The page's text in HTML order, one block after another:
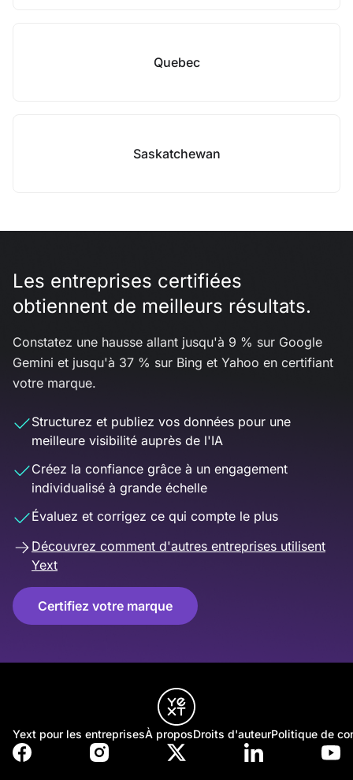
Quebec
Saskatchewan
Les entreprises certifiées
obtiennent de meilleurs résultats.
Constatez une hausse allant jusqu'à 9 % sur Google
Gemini et jusqu'à 37 % sur Bing et Yahoo en certifiant
votre marque.
Structurez et publiez vos données pour une
meilleure visibilité auprès de l'IA
Créez la confiance grâce à un engagement
individualisé à grande échelle
Évaluez et corrigez ce qui compte le plus
Découvrez comment d'autres entreprises utilisent
Yext
Certifiez votre marque
Yext pour les entreprisesÀ proposDroits d'auteurPolitique de